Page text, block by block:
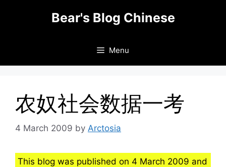
Bear's Blog Chinese
Menu
农奴社会数据一考
4 March 2009 by Arctosia
This blog was published on 4 March 2009 and